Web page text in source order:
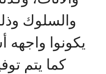
والسلوك
يكونوا واجهه
كما يتم